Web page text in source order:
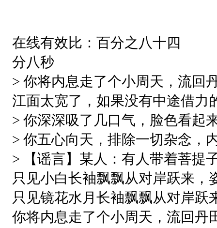
在线有效比：百分之八十
分八秒
> 你将内息走了个小周天，流回
江面太宽了，如果没有中途借力
> 你深深吸了几口气，脸色看起
> 你五心向天，排除一切杂念，
> 【谣言】某人：有人带着菩提
只见小白长袖飘飘从对岸跃来，
只见镜花水月长袖飘飘从对岸跃
你将内息走了个小周天，流回丹